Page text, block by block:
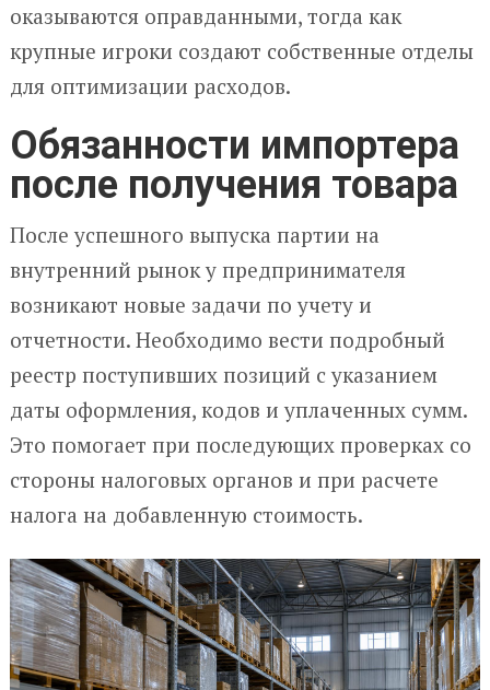
оказываются оправданными, тогда как
крупные игроки создают собственные отделы
для оптимизации расходов.
Обязанности импортера
после получения товара
После успешного выпуска партии на
внутренний рынок у предпринимателя
возникают новые задачи по учету и
отчетности. Необходимо вести подробный
реестр поступивших позиций с указанием
даты оформления, кодов и уплаченных сумм.
Это помогает при последующих проверках со
стороны налоговых органов и при расчете
налога на добавленную стоимость.